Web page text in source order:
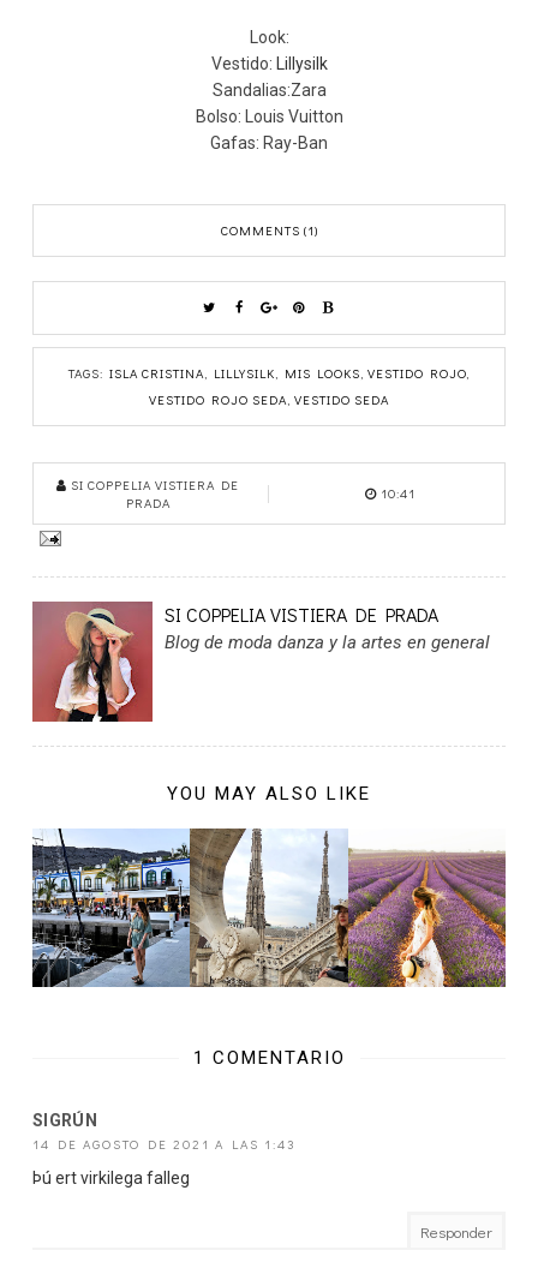
Look:
Vestido: Lillysilk
Sandalias:Zara
Bolso: Louis Vuitton
Gafas: Ray-Ban
COMMENTS (1)
TAGS: ISLA CRISTINA, LILLYSILK, MIS LOOKS, VESTIDO ROJO,
VESTIDO ROJO SEDA, VESTIDO SEDA
SI COPPELIA VISTIERA DE
PRADA
10:41
SI COPPELIA VISTIERA DE PRADA
Blog de moda danza y la artes en general
YOU MAY ALSO LIKE
1 COMENTARIO
SIGRÚN
14 DE AGOSTO DE 2021 A LAS 1:43
Þú ert virkilega falleg
Responder